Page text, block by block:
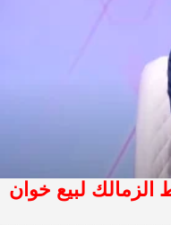
لبيع خوان